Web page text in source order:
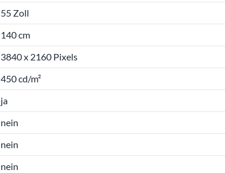
55 Zoll
140 cm
3840 x 2160 Pixels
450 cd/m²
ja
nein
nein
nein